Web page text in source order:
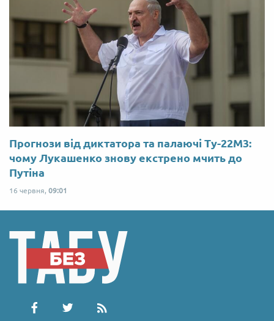
Прогнози від диктатора та палаючі Ту-22М3:
чому Лукашенко знову екстрено мчить до
Путіна
16 червня, 09:01